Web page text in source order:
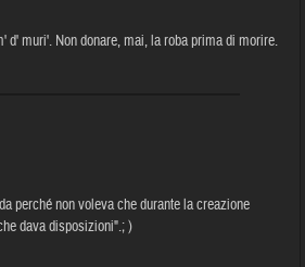
d' muri'. Non donare, mai, la roba prima di morire.
perché non voleva che durante la creazione
dava disposizioni".; )